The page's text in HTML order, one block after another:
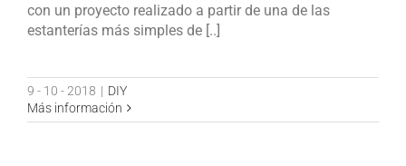
con un proyecto realizado a partir de una de las
estanterías más simples de [..]
9 - 10 - 2018 | DIY
Más información